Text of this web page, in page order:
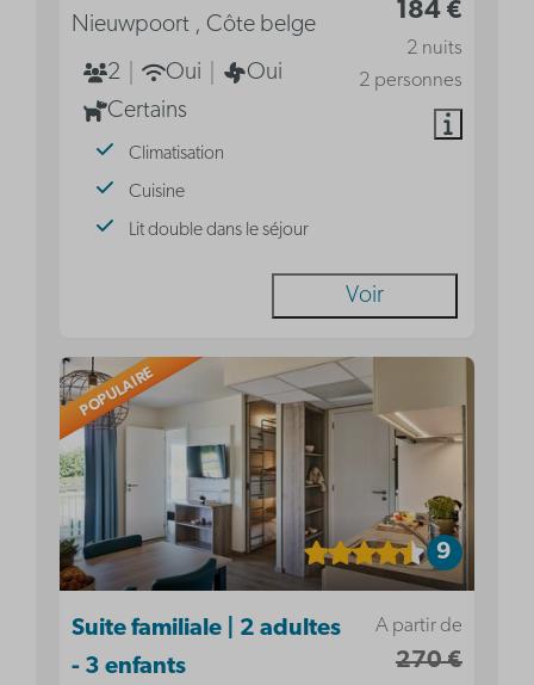
184 €
2 nuits
2 personnes
Nieuwpoort , Côte belge
2
Oui
Oui
Certains
Climatisation
Cuisine
Lit double dans le séjour
Voir
POPULAIRE
9
A partir de
270 €
Suite familiale | 2 adultes
- 3 enfants